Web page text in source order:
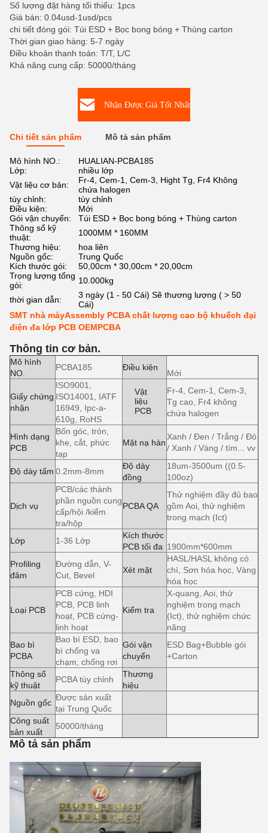
Số lượng đặt hàng tối thiểu: 1pcs
Giá bán: 0.04usd-1usd/pcs
chi tiết đóng gói: Túi ESD + Bọc bong bóng + Thùng carton
Thời gian giao hàng: 5-7 ngày
Điều khoản thanh toán: T/T, L/C
Khả năng cung cấp: 50000/tháng
Nhận Được Giá Tốt Nhất
Chi tiết sản phẩm Mô tả sản phẩm
Mô hình NO.:
HUALIAN-PCBA185
Lớp:
nhiều lớp
Vật liệu cơ bản:
Fr-4, Cem-1, Cem-3, Hight Tg, Fr4 Không
chứa halogen
tùy chỉnh:
tùy chỉnh
Điều kiện:
Mới
Gói vận chuyển:
Túi ESD + Bọc bong bóng + Thùng carton
Thông số kỹ
thuật:
1000MM * 160MM
Thương hiệu:
hoa liên
Nguồn gốc:
Trung Quốc
Kích thước gói:
50,00cm * 30,00cm * 20,00cm
Trọng lượng tổng
gói:
10.000kg
thời gian dẫn:
3 ngày (1 - 50 Cái) Sẽ thương lượng ( > 50
Cái)
SMT nhà máyAssembly PCBA chất lượng cao bộ khuếch đại
điện đa lớp PCB OEMPCBA
Thông tin cơ bản.
Mô hình
NO.
PCBA185 Điều kiện
Mới
Giấy chứng
nhận
ISO9001,
ISO14001, IATF
16949, Ipc-a-
610g, RoHS
Vật
liệu
PCB
Fr-4, Cem-1, Cem-3,
Tg cao, Fr4 không
chứa halogen
Hình dạng
PCB
Bốn góc, tròn,
khe, cắt, phức
tạp
Mặt nạ hàn
Xanh / Đen / Trắng / Đỏ
/ Xanh / Vàng / tím... vv
Độ dày tấm 0.2mm-8mm
Độ dày
đồng
18um-3500um ((0.5-
100oz)
Dịch vụ
PCB/các thành
phần nguồn cung
cấp/hội /kiểm
tra/hộp
PCBA QA
Thử nghiệm đầy đủ bao
gồm Aoi, thử nghiệm
trong mạch (Ict)
Lớp 1-36 Lớp
Kích thước
PCB tối đa 1900mm*600mm
Profiling
đâm
Đường dẫn, V-
Cut, Bevel
Xét mặt
HASL/HASL không có
chì, Sơn hóa học, Vàng
hóa học
Loại PCB
PCB cứng, HDI
PCB, PCB linh
hoạt, PCB cứng-
linh hoạt
Kiểm tra
X-quang, Aoi, thử
nghiệm trong mạch
(Ict), thử nghiệm chức
năng
Bao bì
PCBA
Bao bì ESD, bao
bì chống va
chạm, chống rơi
Gói vận
chuyển
ESD Bag+Bubble gói
+Carton
Thông số
kỹ thuật
PCBA tùy chỉnh
Thương
hiệu
Nguồn gốc
Được sản xuất
tại Trung Quốc
Công suất
sản xuất
50000/tháng
Mô tả sản phẩm